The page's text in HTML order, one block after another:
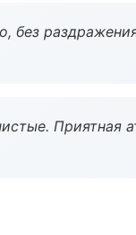
без
Приятная